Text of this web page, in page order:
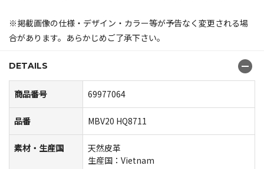
※掲載画像の仕様・デザイン・カラー等が予告なく変更される場
合があります。あらかじめご了承下さい。
DETAILS
商品番号 69977064
品番 MBV20 HQ8711
素材・生産国
天然皮革
生産国：Vietnam